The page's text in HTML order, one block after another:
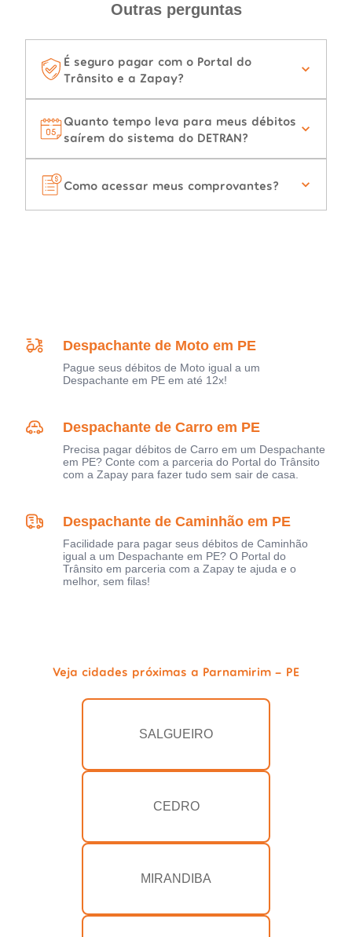
Outras perguntas
É seguro pagar com o Portal do
Trânsito e a Zapay?
Quanto tempo leva para meus débitos
saírem do sistema do DETRAN?
Como acessar meus comprovantes?
Despachante de Moto em PE
Pague seus débitos de Moto igual a um
Despachante em PE em até 12x!
Despachante de Carro em PE
Precisa pagar débitos de Carro em um Despachante
em PE? Conte com a parceria do Portal do Trânsito
com a Zapay para fazer tudo sem sair de casa.
Despachante de Caminhão em PE
Facilidade para pagar seus débitos de Caminhão
igual a um Despachante em PE? O Portal do
Trânsito em parceria com a Zapay te ajuda e o
melhor, sem filas!
Veja cidades próximas a Parnamirim - PE
SALGUEIRO
CEDRO
MIRANDIBA